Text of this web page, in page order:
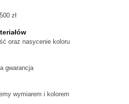
zł
oraz nasycenie koloru
gwarancja
wymiarem i kolorem